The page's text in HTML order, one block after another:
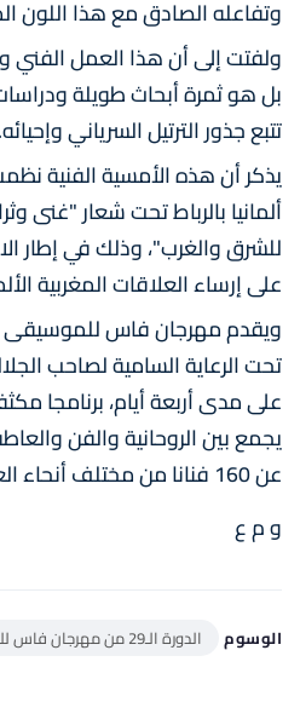
وتفاعله الصادق مع هذا اللون
ولفتت إلى أن هذا العمل الفني
بل هو ثمرة أبحاث طويلة
تتبع جذور الترتيل السرياني وإحيائه.
يذكر أن هذه الأمسية الفنية
ألمانيا بالرباط تحت شعار "غنى
على إرساء العلاقات المغربية
ويقدم مهرجان فاس للموسيقى
تحت الرعاية السامية لصاحب
على مدى أربعة أيام، برنامجا
يجمع بين الروحانية والفن
عن 160 فنانا من مختلف أنحاء العالم 18 عرضا فنيا.
و م ع
الوسوم الدورة الـ29 من مهرجان فاس للموسيقى العالمية العريقة